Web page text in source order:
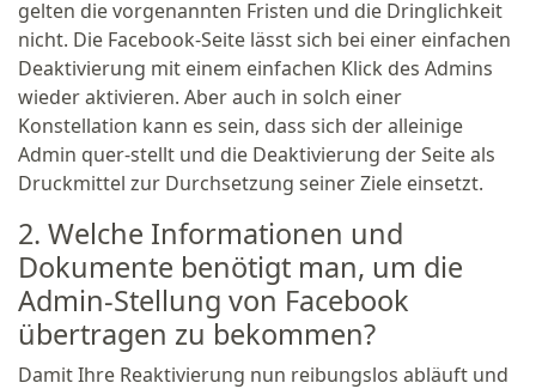
gelten die vorgenannten Fristen und die Dringlichkeit
nicht. Die Facebook-Seite lässt sich bei einer einfachen
Deaktivierung mit einem einfachen Klick des Admins
wieder aktivieren. Aber auch in solch einer
Konstellation kann es sein, dass sich der alleinige
Admin quer-stellt und die Deaktivierung der Seite als
Druckmittel zur Durchsetzung seiner Ziele einsetzt.
2. Welche Informationen und
Dokumente benötigt man, um die
Admin-Stellung von Facebook
übertragen zu bekommen?
Damit Ihre Reaktivierung nun reibungslos abläuft und